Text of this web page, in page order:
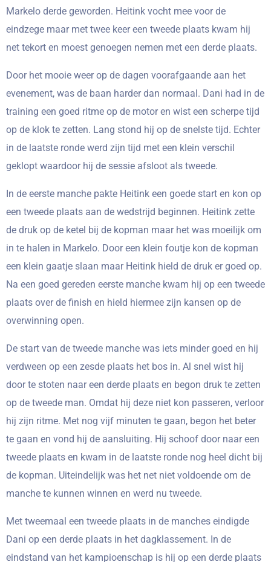
Markelo derde geworden. Heitink vocht mee voor de
eindzege maar met twee keer een tweede plaats kwam hij
net tekort en moest genoegen nemen met een derde plaats.
Door het mooie weer op de dagen voorafgaande aan het
evenement, was de baan harder dan normaal. Dani had in de
training een goed ritme op de motor en wist een scherpe tijd
op de klok te zetten. Lang stond hij op de snelste tijd. Echter
in de laatste ronde werd zijn tijd met een klein verschil
geklopt waardoor hij de sessie afsloot als tweede.
In de eerste manche pakte Heitink een goede start en kon op
een tweede plaats aan de wedstrijd beginnen. Heitink zette
de druk op de ketel bij de kopman maar het was moeilijk om
in te halen in Markelo. Door een klein foutje kon de kopman
een klein gaatje slaan maar Heitink hield de druk er goed op.
Na een goed gereden eerste manche kwam hij op een tweede
plaats over de finish en hield hiermee zijn kansen op de
overwinning open.
De start van de tweede manche was iets minder goed en hij
verdween op een zesde plaats het bos in. Al snel wist hij
door te stoten naar een derde plaats en begon druk te zetten
op de tweede man. Omdat hij deze niet kon passeren, verloor
hij zijn ritme. Met nog vijf minuten te gaan, begon het beter
te gaan en vond hij de aansluiting. Hij schoof door naar een
tweede plaats en kwam in de laatste ronde nog heel dicht bij
de kopman. Uiteindelijk was het net niet voldoende om de
manche te kunnen winnen en werd nu tweede.
Met tweemaal een tweede plaats in de manches eindigde
Dani op een derde plaats in het dagklassement. In de
eindstand van het kampioenschap is hij op een derde plaats